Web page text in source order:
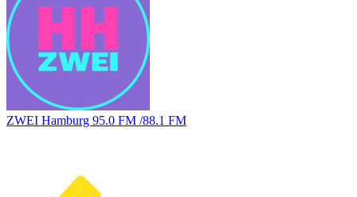
ZWEI Hamburg 95.0 FM /88.1 FM